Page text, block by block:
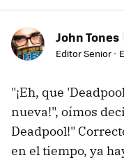
John Tones
Editor Senior -
"¡Eh, que
nueva!", oímos
Deadpool!"
en el tiempo, ya